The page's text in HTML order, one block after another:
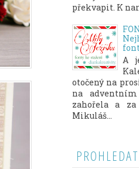
překvapit. K
A
otočený na
na
zahořela a
Mikuláš...